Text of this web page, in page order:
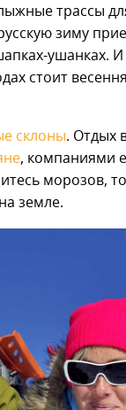
трассы
зиму
ушанках. И
стоит
склоны. Отдых
, компаниями
морозов,
земле.